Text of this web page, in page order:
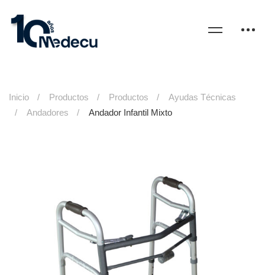
Inicio Productos Productos
Ayudas Técnicas
Andadores
Andador Infantil Mixto